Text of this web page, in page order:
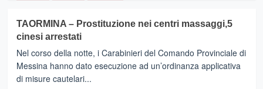
Covid:
vaccini,
in
Sicilia
al
via
TAORMINA – Prostituzione nei centri massaggi,5
cinesi arrestati
Nel corso della notte, i Carabinieri del Comando Provinciale di
Messina hanno dato esecuzione ad un’ordinanza applicativa
di misure cautelari...